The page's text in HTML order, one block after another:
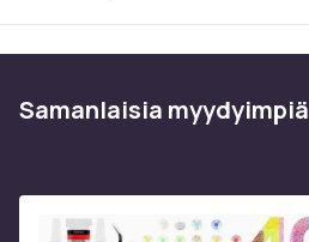
Ghazi Al Ruffai
Emma LAird
Mediatyyppi: 4K UHD + Blu-ray
Samanlaisia ​​myydyimpiä